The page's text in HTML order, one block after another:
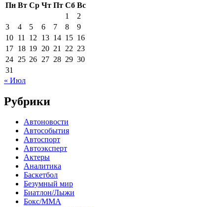
Пн Вт Ср Чт Пт Сб Вс
1
2
3
4 5 6 7 8
9
10 11 12 13 14 15 16
17 18 19 20 21 22 23
24 25 26 27 28 29 30
31
« Июл
Рубрики
Автоновости
Автособытия
Автоспорт
Автоэксперт
Актеры
Аналитика
Баскетбол
Безумный мир
Биатлон/Лыжи
Бокс/MMA